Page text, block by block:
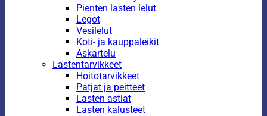
Pienten lasten lelut
Legot
Vesilelut
Koti- ja kauppaleikit
Askartelu
Lastentarvikkeet
Hoitotarvikkeet
Patjat ja peitteet
Lasten astiat
Lasten kalusteet